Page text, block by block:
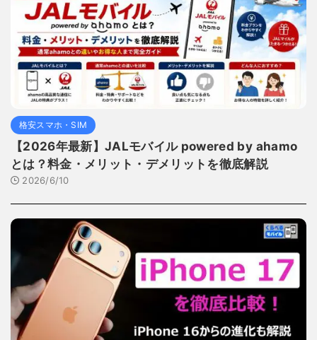
格安スマホ・SIM
【2026年最新】JALモバイル powered by ahamo
とは？料金・メリット・デメリットを徹底解説
2026/6/10